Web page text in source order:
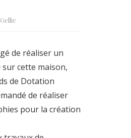
de réaliser un
cette maison,
de Dotation
de réaliser
pour la création